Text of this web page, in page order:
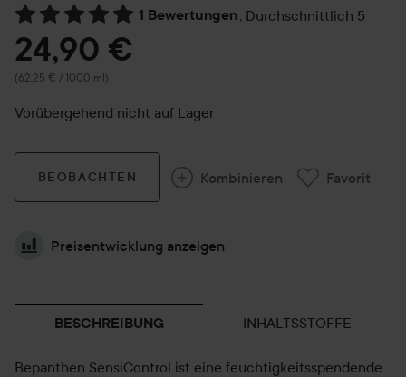
1 Bewertungen, Durchschnittlich 5
Weiter zu Reviews & Kommentare
24,90 €
(62,25 € / 1000 ml)
Vorübergehend nicht auf Lager
BEOBACHTEN Kombinieren Favorit
Preisentwicklung anzeigen
BESCHREIBUNG INHALTSSTOFFE
Bepanthen SensiControl ist eine feuchtigkeitsspendende